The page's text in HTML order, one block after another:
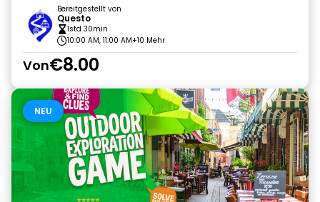
Bereitgestellt von
Questo
1std 30min
10:00 AM, 11:00 AM+10 Mehr
Von€8.00
NEU